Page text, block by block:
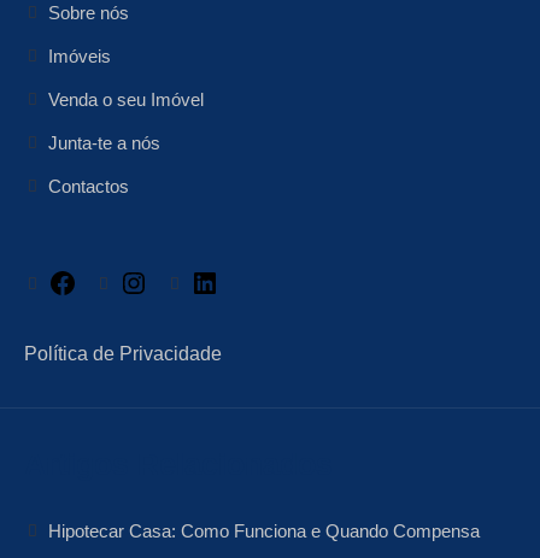
Sobre nós
Imóveis
Venda o seu Imóvel
Junta-te a nós
Contactos
Facebook Instagram
Política de Privacidade
Hipotecar Casa: Como Funciona e Quando Compensa